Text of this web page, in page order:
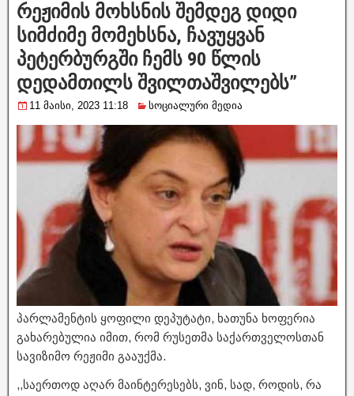
რეჟიმის მოხსნის შემდეგ დიდი
სიმძიმე მომეხსნა, ჩავუყვან
პეტერბურგში ჩემს 90 წლის
დედამთილს შვილთაშვილებს”
11 მაისი, 2023 11:18 სოციალური მედია
პარლამენტის ყოფილი დეპუტატი, ხათუნა ხოფერია
გახარებულია იმით, რომ რუსეთმა საქართველოსთან
სავიზიმო რეჟიმი გააუქმა.
,,საერთოდ აღარ მაინტერესებს, ვინ, სად, როდის, რა